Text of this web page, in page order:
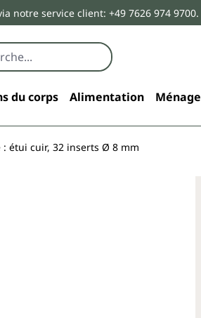
notre service client: +49 7626 974 9700.
du corps Alimentation Ménage
: étui cuir, 32 inserts Ø 8 mm